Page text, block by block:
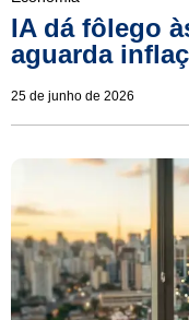
IA dá fôlego
aguarda
25 de junho de 2026